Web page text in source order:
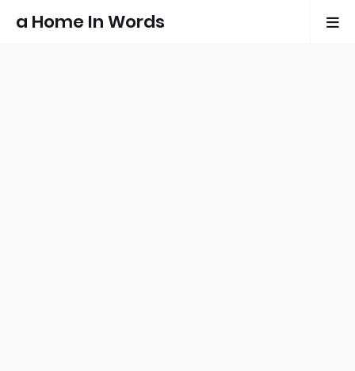
a Home In Words